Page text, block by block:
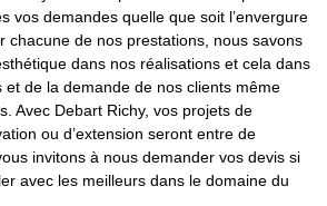
vos demandes quelle que soit l’envergure
chacune de nos prestations, nous savons
dans nos réalisations et cela dans
et de la demande de nos clients même
Avec Debart Richy, vos projets de
ou d’extension seront entre de
invitons à nous demander vos devis si
avec les meilleurs dans le domaine du